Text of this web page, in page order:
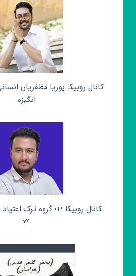
کانال روبیکا پوریا مظفریان
انگیزه
کانال روبیکا 🌱 گروه ترک
🌱